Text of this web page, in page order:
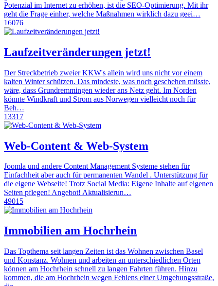
Potenzial im Internet zu erhöhen, ist die SEO-Optimierung. Mit ihr
geht die Frage einher, welche Maßnahmen wirklich dazu geei…
16076
Laufzeitveränderungen jetzt!
Der Streckbetrieb zweier KKW's allein wird uns nicht vor einem
kalten Winter schützen. Das mindeste, was noch geschehen müsste,
wäre, dass Grundremmingen wieder ans Netz geht. Im Norden
könnte Windkraft und Strom aus Norwegen vielleicht noch für
Beh…
13317
Web-Content & Web-System
Joomla und andere Content Management Systeme stehen für
Einfachheit aber auch für permanenten Wandel . Unterstützung für
die eigene Webseite! Trotz Social Media: Eigene Inhalte auf eigenen
Seiten pflegen! Angebot! Aktualisierun…
49015
Immobilien am Hochrhein
Das Topthema seit langen Zeiten ist das Wohnen zwischen Basel
und Konstanz. Wohnen und arbeiten an unterschiedlichen Orten
können am Hochrhein schnell zu langen Fahrten führen. Hinzu
kommen, die am Hochrhein wegen Fehlens einer Umgehungsstraße,